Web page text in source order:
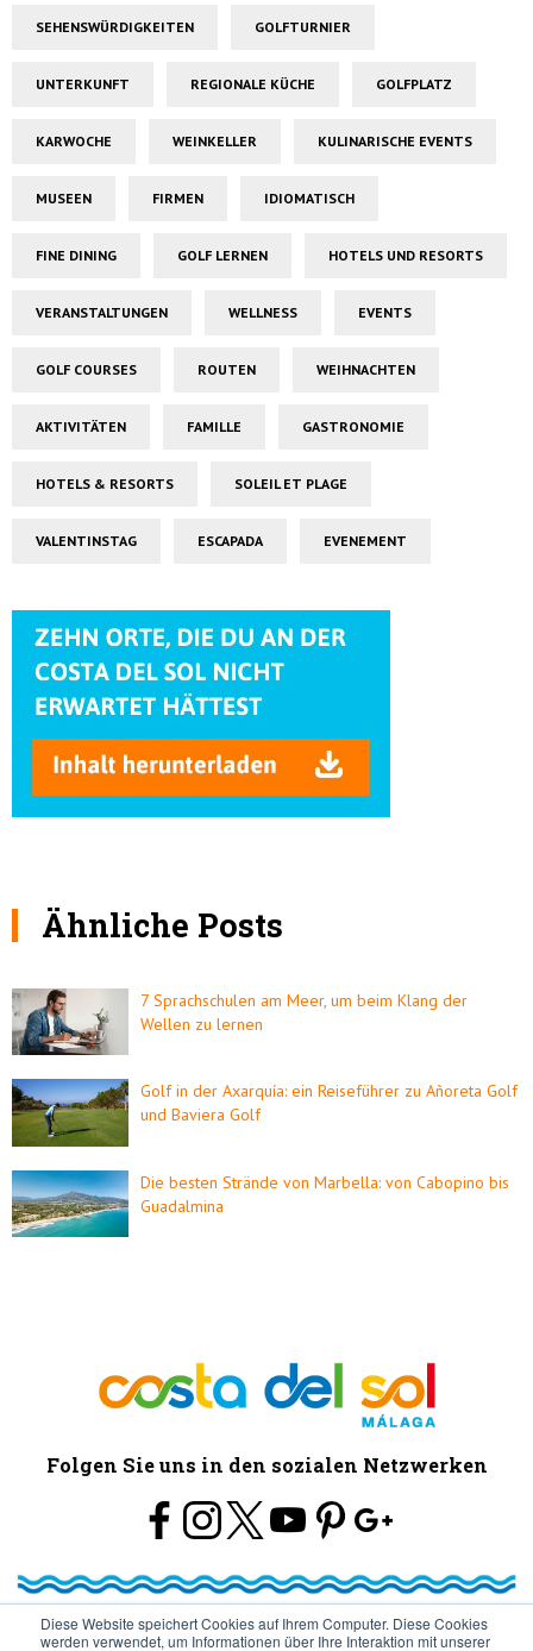
Diese Website speichert Cookies auf Ihrem Computer. Diese Cookies
werden verwendet, um Informationen über Ihre Interaktion mit unserer
SEHENSWÜRDIGKEITEN GOLFTURNIER
UNTERKUNFT REGIONALE KÜCHE GOLFPLATZ
KARWOCHE WEINKELLER KULINARISCHE EVENTS
MUSEEN FIRMEN IDIOMATISCH
FINE DINING GOLF LERNEN HOTELS UND RESORTS
VERANSTALTUNGEN WELLNESS EVENTS
GOLF COURSES ROUTEN WEIHNACHTEN
AKTIVITÄTEN FAMILLE GASTRONOMIE
HOTELS & RESORTS SOLEIL ET PLAGE
VALENTINSTAG ESCAPADA EVENEMENT
Ähnliche Posts
7 Sprachschulen am Meer, um beim Klang der
Wellen zu lernen
Golf in der Axarquía: ein Reiseführer zu Añoreta Golf
und Baviera Golf
Die besten Strände von Marbella: von Cabopino bis
Guadalmina
Folgen Sie uns in den sozialen Netzwerken